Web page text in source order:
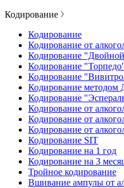
Кодирование
Кодирование
Кодирование от
Кодирование
Кодирование
Кодирование
Кодирование методом
Кодирование
Кодирование от
Кодирование от
Кодирование от
Кодирование SIT
Кодирование на 1 год
Кодирование на 3
Тройное кодирование
Вшивание ампулы от